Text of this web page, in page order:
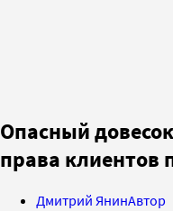
Опасный
права клиентов
Дмитрий ЯнинАвтор